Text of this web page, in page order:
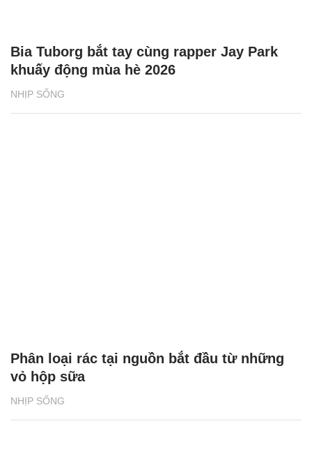
NHỊP SỐNG
Bia Tuborg bắt tay cùng rapper Jay Park
khuấy động mùa hè 2026
NHỊP SỐNG
Phân loại rác tại nguồn bắt đầu từ những
vỏ hộp sữa